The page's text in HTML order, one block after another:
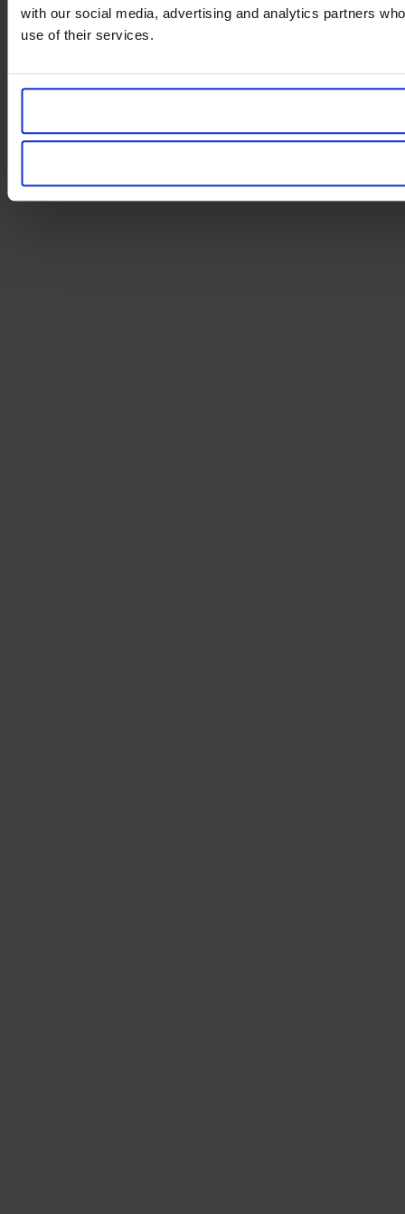
with our social media, advertising and analytics partners
use of their services.